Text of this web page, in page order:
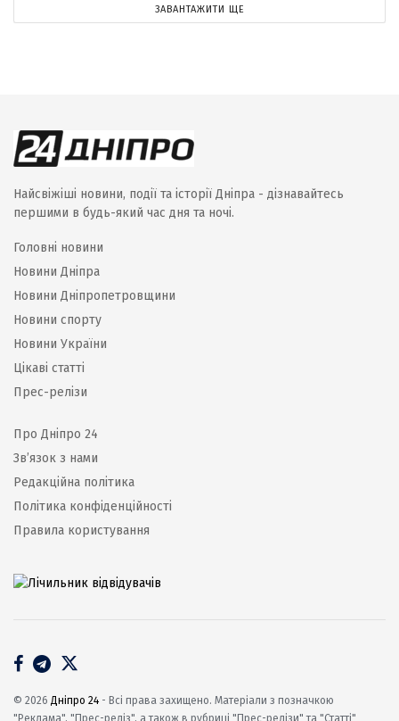
ЗАВАНТАЖИТИ ЩЕ
Найсвіжіші новини, події та історії Дніпра - дізнавайтесь
першими в будь-який час дня та ночі.
Головні новини
Новини Дніпра
Новини Дніпропетровщини
Новини спорту
Новини України
Цікаві статті
Прес-релізи
Про Дніпро 24
Зв’язок з нами
Редакційна політика
Політика конфіденційності
Правила користування
© 2026 Дніпро 24 - Всі права захищено. Матеріали з позначкою
"Реклама", "Прес-реліз", а також в рубриці "Прес-релізи" та "Статті"